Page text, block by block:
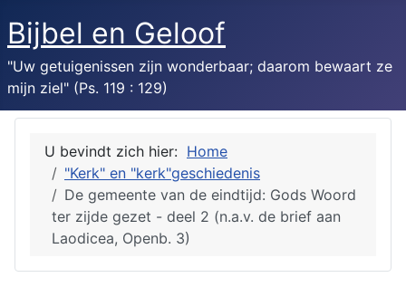
Bijbel en Geloof
"Uw getuigenissen zijn wonderbaar; daarom bewaart ze
mijn ziel" (Ps. 119 : 129)
U bevindt zich hier: Home
"Kerk" en "kerk"geschiedenis
De gemeente van de eindtijd: Gods Woord
ter zijde gezet - deel 2 (n.a.v. de brief aan
Laodicea, Openb. 3)